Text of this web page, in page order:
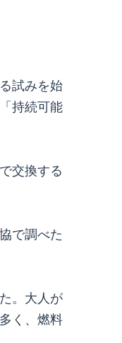
試みを始
持続可能
交換する
で調べた
。大人が
く、燃料